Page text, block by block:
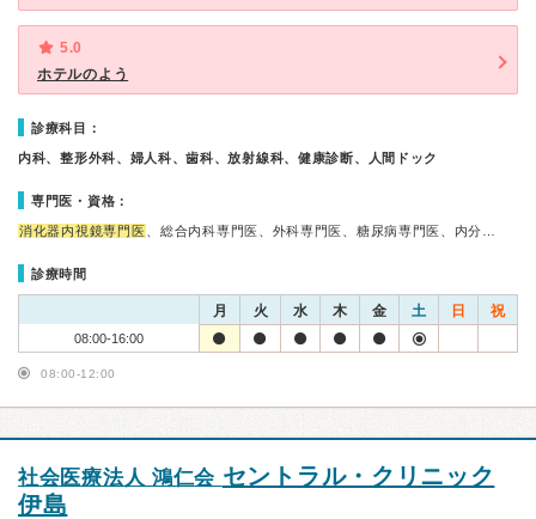
5.0
ホテルのよう
診療科目：
内科、整形外科、婦人科、歯科、放射線科、健康診断、人間ドック
専門医・資格：
消化器内視鏡専門医 、総合内科専門医、外科専門医、糖尿病専門医、内分…
診療時間
月 火 水 木 金 土 日 祝
08:00-16:00
08:00-12:00
社会医療法人 鴻仁会 セントラル・クリニック
伊島